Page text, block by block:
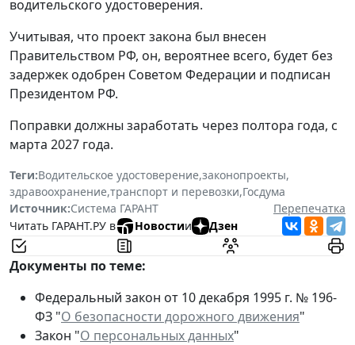
водительского удостоверения.
Учитывая, что проект закона был внесен
Правительством РФ, он, вероятнее всего, будет без
задержек одобрен Советом Федерации и подписан
Президентом РФ.
Поправки должны заработать через полтора года, с
марта 2027 года.
Теги:Водительское удостоверение,законопроекты,
здравоохранение,транспорт и перевозки,Госдума
Источник:Система ГАРАНТ
Перепечатка
Читать ГАРАНТ.РУ в
Новостии Дзен
Документы по теме:
Федеральный закон от 10 декабря 1995 г. № 196-
ФЗ "О безопасности дорожного движения"
Закон "О персональных данных"